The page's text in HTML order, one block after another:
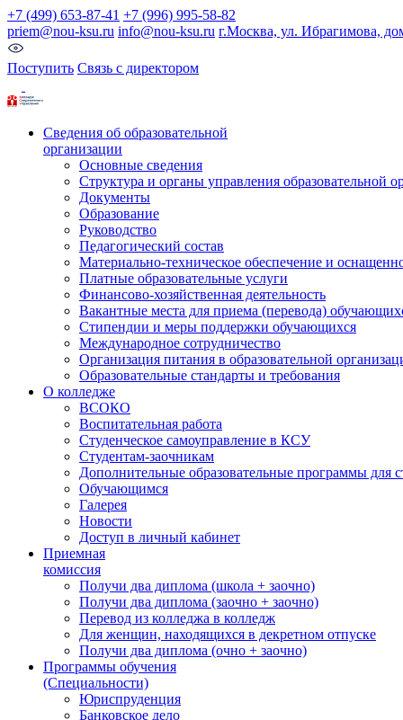
+7 (499) 653-87-41 +7 (996) 995-58-82
priem@nou-ksu.ru info@nou-ksu.ru г.Москва, ул. Ибрагимова,
Поступить Связь с директором
Сведения об образовательной
организации
Основные сведения
Структура и органы управления образовательной
Документы
Образование
Руководство
Педагогический состав
Материально-техническое обеспечение и
Платные образовательные услуги
Финансово-хозяйственная деятельность
Вакантные места для приема (перевода)
Стипендии и меры поддержки обучающихся
Международное сотрудничество
Организация питания в образовательной
Образовательные стандарты и требования
О колледже
ВСОКО
Воспитательная работа
Студенческое самоуправление в КСУ
Студентам-заочникам
Дополнительные образовательные программы для
Обучающимся
Галерея
Новости
Доступ в личный кабинет
Приемная
комиссия
Получи два диплома (школа + заочно)
Получи два диплома (заочно + заочно)
Перевод из колледжа в колледж
Для женщин, находящихся в декретном отпуске
Получи два диплома (очно + заочно)
Программы обучения
(Специальности)
Юриспруденция
Банковское дело